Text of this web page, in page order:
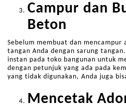
Campur dan
Beton
Sebelum membuat dan mencampur
tangan Anda dengan sarung
instan pada toko bangunan untuk
dengan petunjuk yang ada pada
yang tidak digunakan, Anda juga
Mencetak